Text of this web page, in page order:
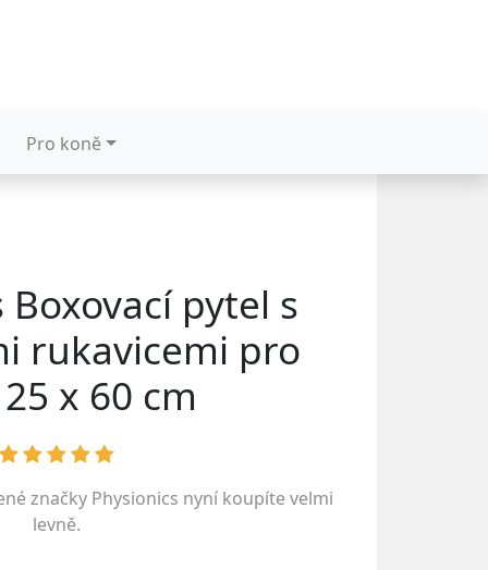
Pro koně
pytel s
rukavicemi pro
x 60 cm
značky Physionics nyní koupíte velmi
levně.